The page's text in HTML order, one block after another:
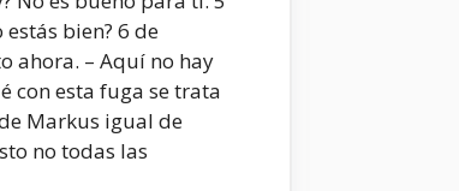
bien? 6 de
ahora. – Aquí no hay
con esta fuga se trata
Markus igual de
no todas las